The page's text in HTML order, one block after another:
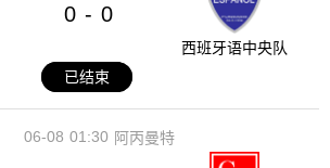
0 - 0
西班牙语中央队
已结束
01:30
06-08 阿丙曼特